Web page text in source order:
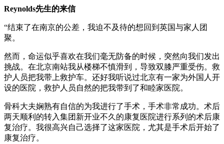
Reynolds先生的来信
“结束了在南京的公差，我迫不及待的想回到英国与家人团
聚。
然而，命运似乎喜欢在我们毫无防备的时候，突然向我们发出
挑战。在北京南站我从楼梯不慎滑到，导致双膝严重受伤。救
护人员把我带上救护车。还好我听说过北京有一家为外国人开
设的医院，救护人员自然的把我带到了和睦家医院。
骨科大夫娴熟有自信的为我进行了手术，手术非常成功。术后
两天顺利的转入集团新开业不久的康复医院进行系列的术后康
复治疗。我很高兴自己选择了这家医院，尤其是手术后开始了
康复治疗。